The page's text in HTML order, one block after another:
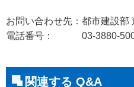
お問い合わせ先：都市建設部
電話番号： 03-3880-
関連する Q&A